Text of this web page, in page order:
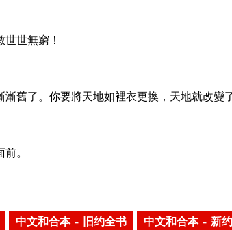
世無窮！
舊了。你要將天地如裡衣更換，天地就改變了
。
中文和合本 – 旧约全书 中文和合本 – 新